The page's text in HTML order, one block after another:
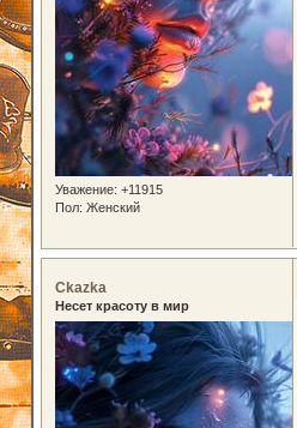
Уважение: +11915
Пол: Женский
Ckazka
Несет красоту в мир